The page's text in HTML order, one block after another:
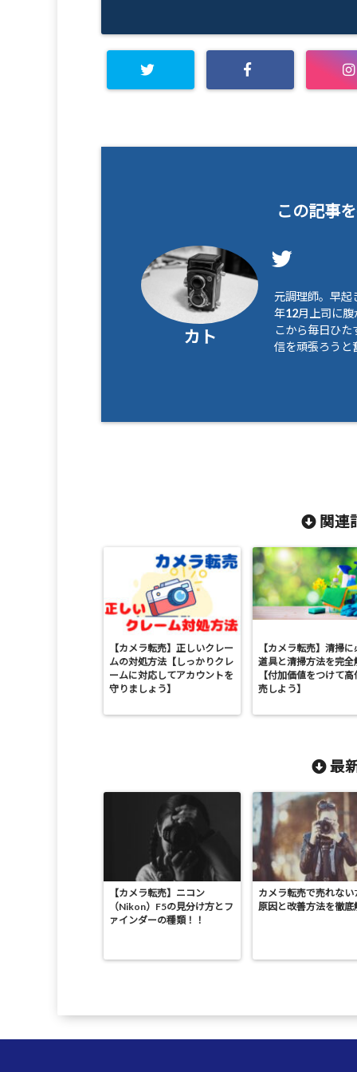
この記事
カト
元調理師。早起
年12月上司に
こから毎日ひ
信を頑張ろうと
関連
【カメラ転売】正しいクレー
ムの対処方法【しっかりクレ
ームに対応してアカウントを
守りましょう】
【カメラ転売】清掃
道具と清掃方法を完全
【付加価値をつけて
売しよう】
最
【カメラ転売】ニコン
（Nikon）F5の見分け方とフ
ァインダーの種類！！
カメラ転売で売れない
原因と改善方法を徹底